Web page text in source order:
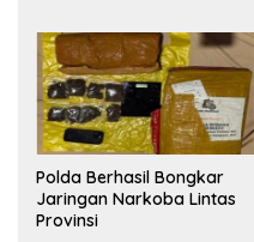
Polda Berhasil Bongkar
Jaringan Narkoba Lintas
Provinsi